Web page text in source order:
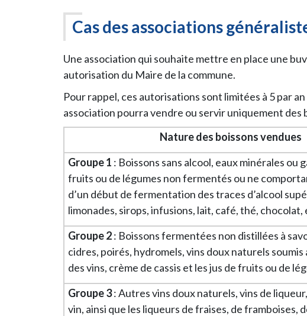
Cas des associations
Une association qui souhaite mettre en place une
autorisation du Maire de la commune.
Pour rappel, ces autorisations sont limitées à 5 par
association pourra vendre ou servir uniquement des
Nature des boissons vendues
Groupe 1 : Boissons sans alcool, eaux minérales ou
fruits ou de légumes non fermentés ou ne
d’un début de fermentation des traces d’alcool
limonades, sirops, infusions, lait, café, thé,
Groupe 2: Boissons fermentées non distillées à
cidres, poirés, hydromels, vins doux naturels soumis
des vins, crème de cassis et les jus de fruits ou de
Groupe 3: Autres vins doux naturels, vins de
vin, ainsi que les liqueurs de fraises, de framboises,